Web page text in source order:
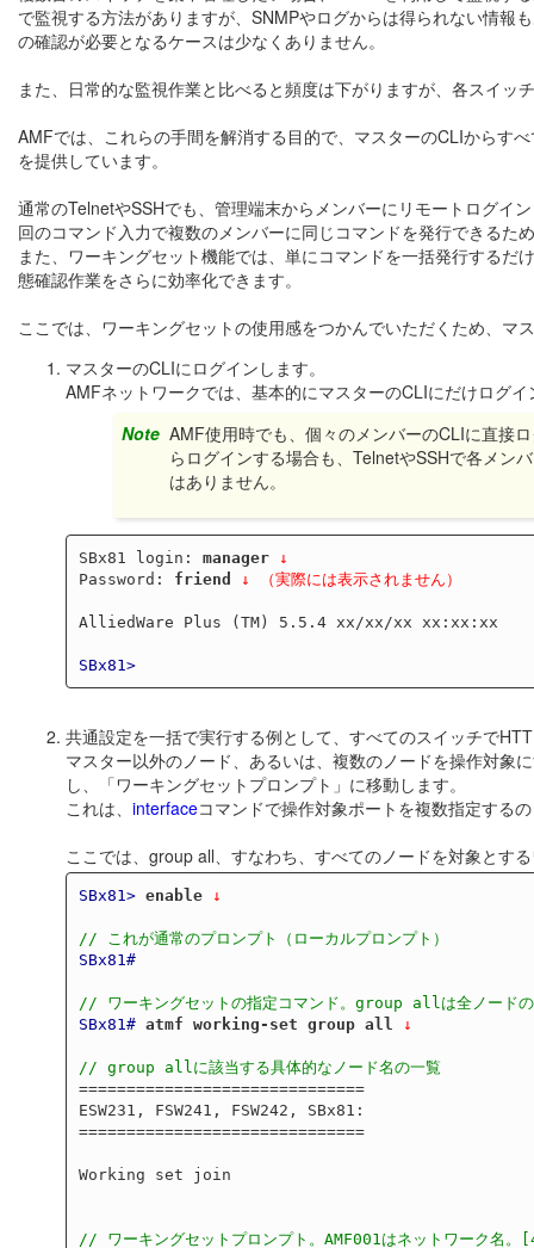
で監視する方法がありますが、SNMPやログからは得られない情報
の確認が必要となるケースは少なくありません。
また、日常的な監視作業と比べると頻度は下がりますが、各スイ
AMFでは、これらの手間を解消する目的で、マスターのCLIからす
を提供しています。
通常のTelnetやSSHでも、管理端末からメンバーにリモートログイ
回のコマンド入力で複数のメンバーに同じコマンドを発行できるた
また、ワーキングセット機能では、単にコマンドを一括発行する
態確認作業をさらに効率化できます。
ここでは、ワーキングセットの使用感をつかんでいただくため、
マスターのCLIにログインします。
AMFネットワークでは、基本的にマスターのCLIにだけログ
Note AMF使用時でも、個々のメンバーのCLIに直接
らログインする場合も、TelnetやSSHで各メン
はありません。
SBx81 login: manager
↓
Password: friend ↓ （実際には表示されません）
AlliedWare Plus (TM) 5.5.4 xx/xx/xx xx:xx:xx
SBx81>
共通設定を一括で実行する例として、すべてのスイッチで
マスター以外のノード、あるいは、複数のノードを操作対象
し、「ワーキングセットプロンプト」に移動します。
これは、 interfaceコマンドで操作対象ポートを複数指定する
ここでは、group all、すなわち、すべてのノードを対象とす
SBx81> enable ↓
// これが通常のプロンプト（ローカルプロンプト）
SBx81#
// ワーキングセットの指定コマンド。group allは全ノードの
SBx81# atmf working-set group all ↓
// group allに該当する具体的なノード名の一覧
==============================
ESW231, FSW241, FSW242, SBx81:
==============================
Working set join
// ワーキングセットプロンプト。AMF001はネットワーク名。